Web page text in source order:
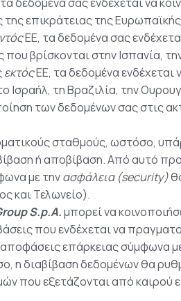
της επικράτειας της
ΕΕ, τα δεδομένα σας
βρίσκονται στην Ισπανία,
εκτόςΕΕ, τα δεδομένα
Ισραήλ, τη Βραζιλία, την
των δεδομένων σας στις
σταθμούς, ωστόσο,
ή αποβίβαση. Από αυτό
με τηνασφάλεια (security)
και Τελωνείο).
S.p.A.μπορεί να
που ενδέχεται να
αποφάσεις επάρκειας
η διαβίβαση δεδομένων θα
που εξετάζονται από καιρού